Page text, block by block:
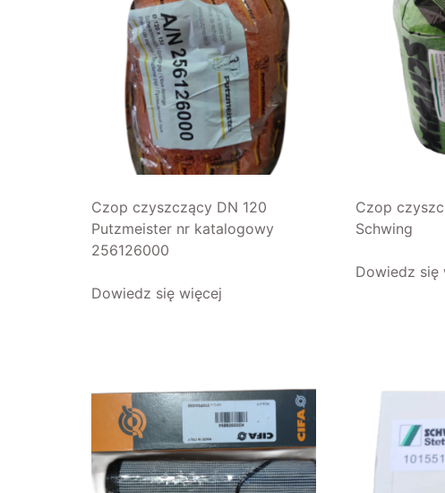
Czop czyszczący DN 120
Putzmeister nr katalogowy
256126000
Dowiedz się więcej
Czop
Schwing
Dowiedz się